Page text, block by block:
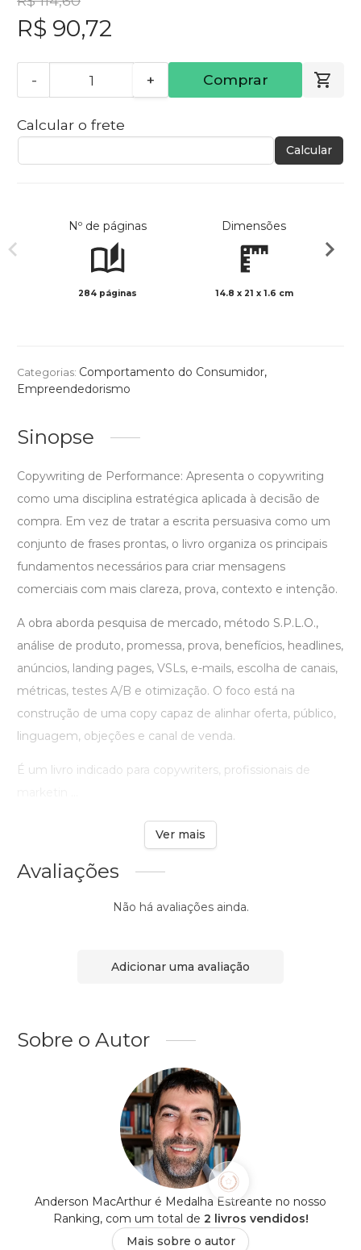
R$ 90,72
- + Comprar
Calcular o frete
Calcular
Nº de páginas
284 páginas
Dimensões
14.8 x 21 x 1.6 cm
Categorias: Comportamento do Consumidor,
Empreendedorismo
Sinopse
Copywriting de Performance: Apresenta o copywriting
como uma disciplina estratégica aplicada à decisão de
compra. Em vez de tratar a escrita persuasiva como um
conjunto de frases prontas, o livro organiza os principais
fundamentos necessários para criar mensagens
comerciais com mais clareza, prova, contexto e intenção.
A obra aborda pesquisa de mercado, método S.P.L.O.,
análise de produto, promessa, prova, benefícios, headlines,
anúncios, landing pages, VSLs, e-mails, escolha de canais,
métricas, testes A/B e otimização. O foco está na
construção de uma copy capaz de alinhar oferta, público,
linguagem, objeções e canal de venda.
É um livro indicado para copywriters, profissionais de
Ver mais
Avaliações
Não há avaliações ainda.
Adicionar uma avaliação
Sobre o Autor
Anderson MacArthur é Medalha Estreante no nosso
Ranking, com um total de 2 livros vendidos!
Mais sobre o autor